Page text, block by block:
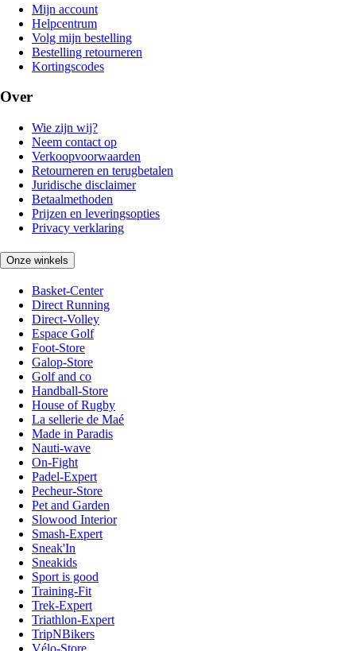
Mijn account
Helpcentrum
Volg mijn bestelling
Bestelling retourneren
Kortingscodes
Over
Wie zijn wij?
Neem contact op
Verkoopvoorwaarden
Retourneren en terugbetalen
Juridische disclaimer
Betaalmethoden
Prijzen en leveringsopties
Privacy verklaring
Onze winkels
Basket-Center
Direct Running
Direct-Volley
Espace Golf
Foot-Store
Galop-Store
Golf and co
Handball-Store
House of Rugby
La sellerie de Maé
Made in Paradis
Nauti-wave
On-Fight
Padel-Expert
Pecheur-Store
Pet and Garden
Slowood Interior
Smash-Expert
Sneak'In
Sneakids
Sport is good
Training-Fit
Trek-Expert
Triathlon-Expert
TripNBikers
Vélo-Store